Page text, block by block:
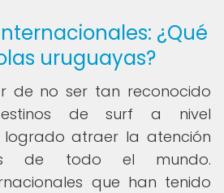
¿Qué
uruguayas?
de no ser tan reconocido
de surf a nivel
logrado atraer la atención
de todo el mundo.
que han tenido